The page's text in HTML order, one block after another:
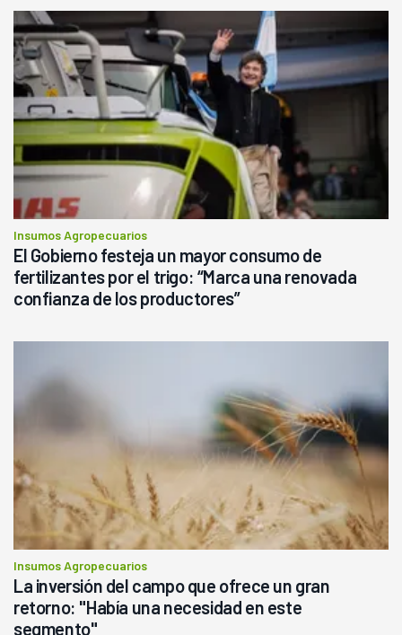
Insumos Agropecuarios
El Gobierno festeja un mayor consumo de
fertilizantes por el trigo: “Marca una renovada
confianza de los productores”
Insumos Agropecuarios
La inversión del campo que ofrece un gran
retorno: "Había una necesidad en este
segmento"